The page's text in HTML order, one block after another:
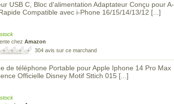
USB C, Bloc d'alimentation Adaptateur Conçu pour A-
Compatible avec i-Phone 16/15/14/13/12 [...]
chez Amazon
304 avis sur ce marchand
de téléphone Portable pour Apple Iphone 14 Pro Max
Officielle Disney Motif Sttich 015 [...]